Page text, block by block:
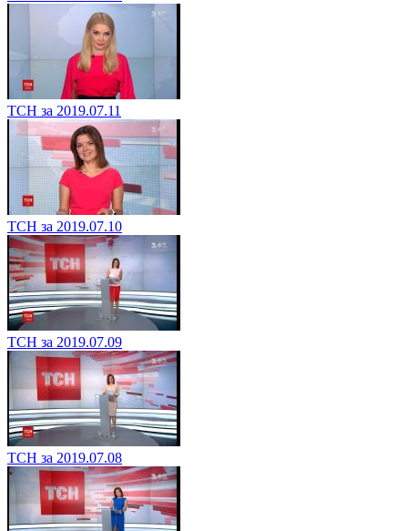
ТСН за 2019.07.11
ТСН за 2019.07.10
ТСН за 2019.07.09
ТСН за 2019.07.08